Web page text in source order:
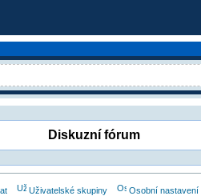
Diskuzní fórum
Uživatelské skupiny Osobní nastavení